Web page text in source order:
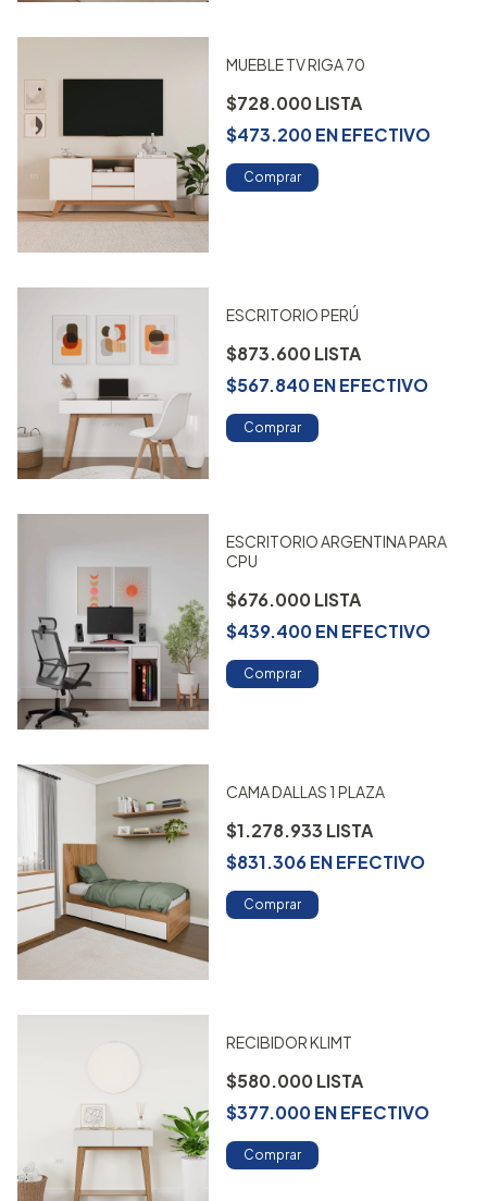
MUEBLE TV RIGA 70
$728.000
$473.200ENEFECTIVO
Comprar
ESCRITORIO PERÚ
$873.600
$567.840ENEFECTIVO
Comprar
ESCRITORIO ARGENTINA PARA
CPU
$676.000
$439.400ENEFECTIVO
Comprar
CAMA DALLAS 1 PLAZA
$1.278.933
$831.306ENEFECTIVO
Comprar
RECIBIDOR KLIMT
$580.000
$377.000ENEFECTIVO
Comprar